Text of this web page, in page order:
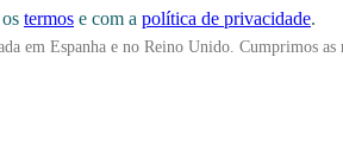
termos e com a política de privacidade.
em Espanha e no Reino Unido. Cumprimos